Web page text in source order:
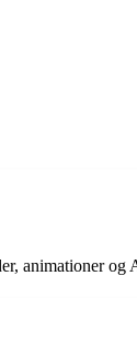
animationer